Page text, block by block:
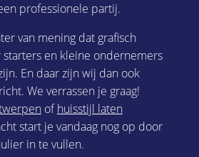
professionele partij.
van mening dat grafisch
en kleine ondernemers
En daar zijn wij dan ook
We verrassen je graag!
ofhuisstijl laten
start je vandaag nog op door
in te vullen.